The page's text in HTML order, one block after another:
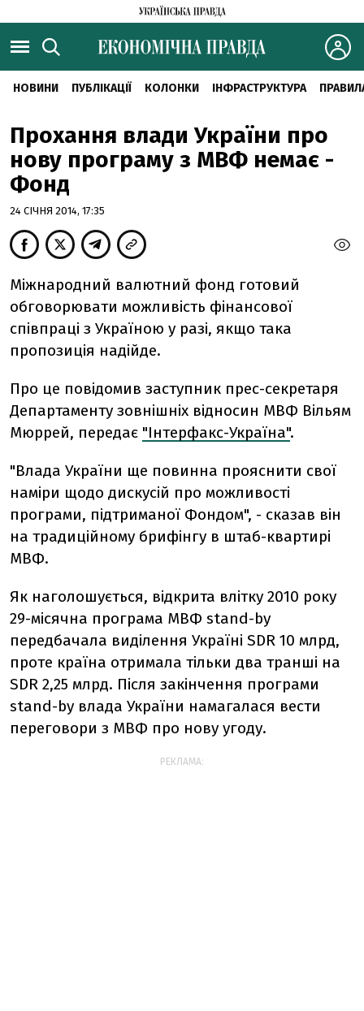
НОВИНИ ПУБЛІКАЦІЇ КОЛОНКИ ІНФРАСТРУКТУРА
Прохання влади України про
нову програму з МВФ немає -
Фонд
24 СІЧНЯ 2014, 17:35
Міжнародний валютний фонд готовий
обговорювати можливість фінансової
співпраці з Україною у разі, якщо така
пропозиція надійде.
Про це повідомив заступник прес-секретаря
Департаменту зовнішніх відносин МВФ Вільям
Мюррей, передає "Інтерфакс-Україна".
"Влада України ще повинна прояснити свої
наміри щодо дискусій про можливості
програми, підтриманої Фондом", - сказав він
на традиційному брифінгу в штаб-квартирі
МВФ.
Як наголошується, відкрита влітку 2010 року
29-місячна програма МВФ stand-by
передбачала виділення Україні SDR 10 млрд,
проте країна отримала тільки два транші на
SDR 2,25 млрд. Після закінчення програми
stand-by влада України намагалася вести
переговори з МВФ про нову угоду.
РЕКЛАМА: